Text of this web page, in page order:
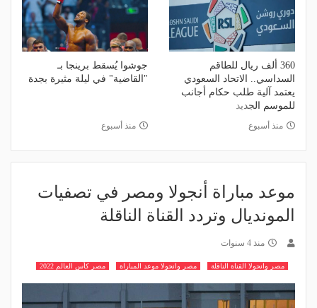
360 ألف ريال للطاقم
السداسي.. الاتحاد السعودي
يعتمد آلية طلب حكام أجانب
للموسم الجديد
منذ أسبوع
جوشوا يُسقط برينجا بـ
"القاضية" في ليلة مثيرة بجدة
منذ أسبوع
موعد مباراة أنجولا ومصر في تصفيات
المونديال وتردد القناة الناقلة
منذ 4 سنوات
مصر وانجولا القناة الناقلة مصر وانجولا موعد المباراة مصر كأس العالم 2022